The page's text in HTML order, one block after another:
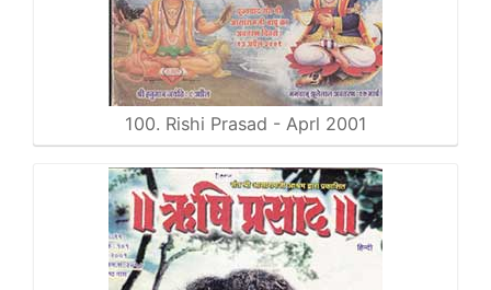
100. Rishi Prasad - Aprl 2001